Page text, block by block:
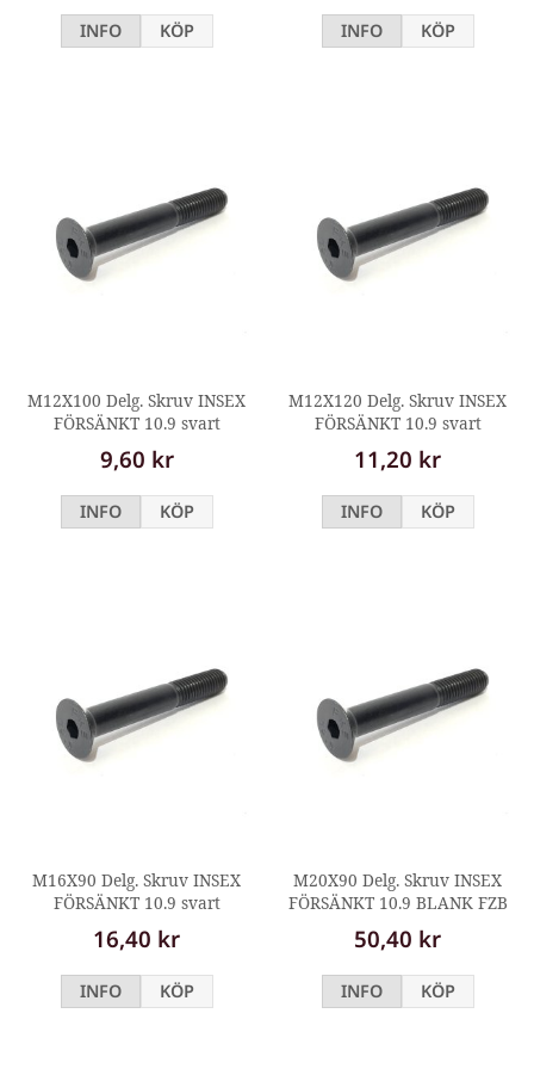
INFO KÖP INFO KÖP
M12X100 Delg. Skruv INSEX
FÖRSÄNKT 10.9 svart
9,60 kr
INFO KÖP
M12X120 Delg. Skruv INSEX
FÖRSÄNKT 10.9 svart
11,20 kr
INFO KÖP
M16X90 Delg. Skruv INSEX
FÖRSÄNKT 10.9 svart
16,40 kr
INFO KÖP
M20X90 Delg. Skruv INSEX
FÖRSÄNKT 10.9 BLANK FZB
50,40 kr
INFO KÖP